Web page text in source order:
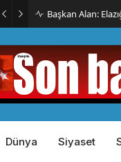
İmar Kararı
Dünya Siyaset